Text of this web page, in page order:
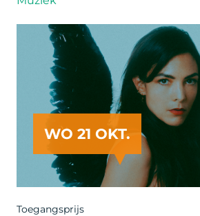
WO 21 OKT.
Toegangsprijs